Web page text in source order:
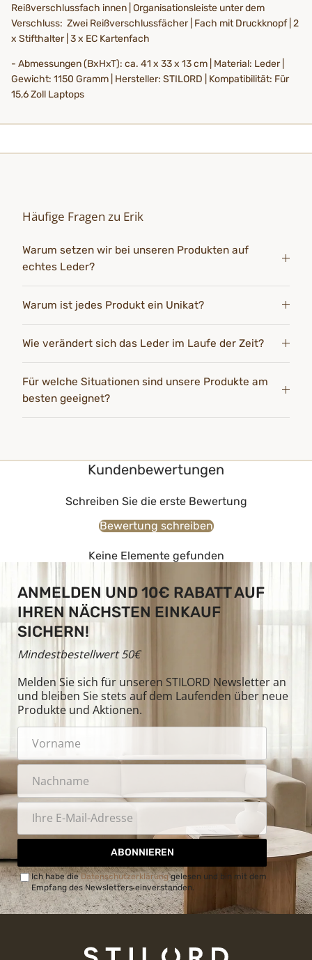
Reißverschlussfach innen | Organisationsleiste unter dem
Verschluss: Zwei Reißverschlussfächer | Fach mit Druckknopf | 2
x Stifthalter | 3 x EC Kartenfach
- Abmessungen (BxHxT): ca. 41 x 33 x 13 cm | Material: Leder |
Gewicht: 1150 Gramm | Hersteller: STILORD | Kompatibilität: Für
15,6 Zoll Laptops
Häufige Fragen zu Erik
Warum setzen wir bei unseren Produkten auf
echtes Leder?
Warum ist jedes Produkt ein Unikat?
Wie verändert sich das Leder im Laufe der Zeit?
Für welche Situationen sind unsere Produkte am
besten geeignet?
Kundenbewertungen
Schreiben Sie die erste Bewertung
Bewertung schreiben
Keine Elemente gefunden
ANMELDEN UND 10€ RABATT AUF
IHREN NÄCHSTEN EINKAUF
SICHERN!
Mindestbestellwert 50€
Melden Sie sich für unseren STILORD Newsletter an
und bleiben Sie stets auf dem Laufenden über neue
Produkte und Aktionen.
ABONNIEREN
Ich habe dieDatenschutzerklärunggelesen und bin mit dem
Empfang des Newsletters einverstanden.